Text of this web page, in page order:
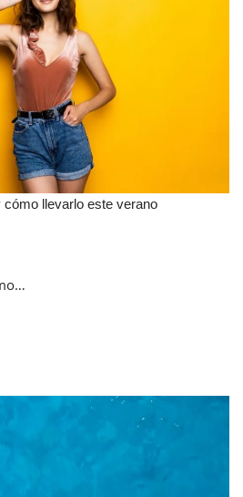
llevarlo este verano